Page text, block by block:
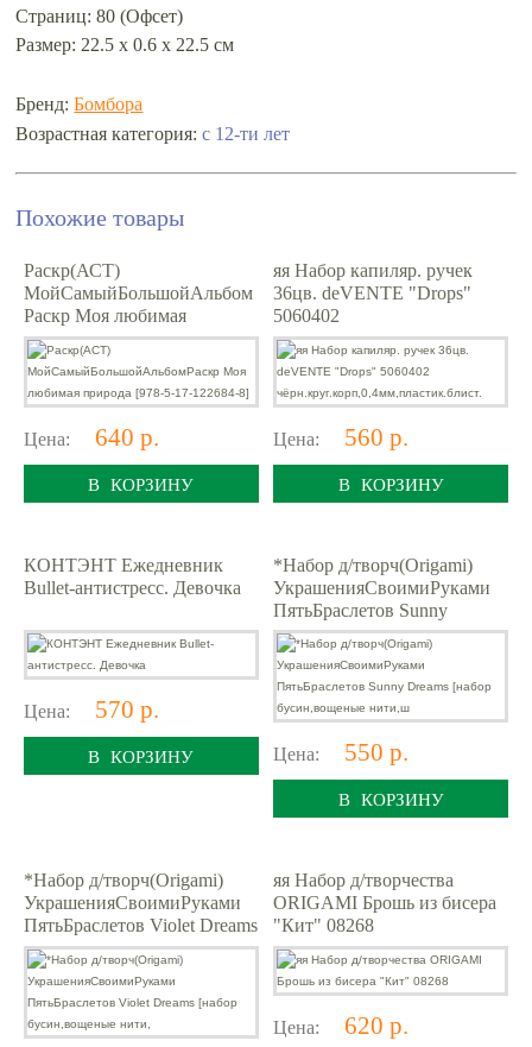
Страниц: 80 (Офсет)
Размер: 22.5 х 0.6 х 22.5 см
Бренд:Бомбора
Возрастная категория:с 12-ти лет
Похожие товары
Раскр(АСТ)
МойСамыйБольшойАльбом
Раскр Моя любимая
природа [978-5-17-122684-8]
Цена: 640 р.
В КОРЗИНУ
яя Набор капиляр. ручек
36цв. deVENTE "Drops"
5060402
чёрн.круг.корп,0,4мм,пласти
к.блист.
Цена: 560 р.
В КОРЗИНУ
КОНТЭНТ Ежедневник
Bullet-антистресс. Девочка
Цена: 570 р.
В КОРЗИНУ
*Набор д/творч(Origami)
УкрашенияСвоимиРуками
ПятьБраслетов Sunny
Dreams [набор
бусин,вощеные нити,ш
Цена: 550 р.
В КОРЗИНУ
*Набор д/творч(Origami)
УкрашенияСвоимиРуками
ПятьБраслетов Violet Dreams
[набор бусин,вощеные нити,
яя Набор д/творчества
ORIGAMI Брошь из бисера
"Кит" 08268
Цена: 620 р.